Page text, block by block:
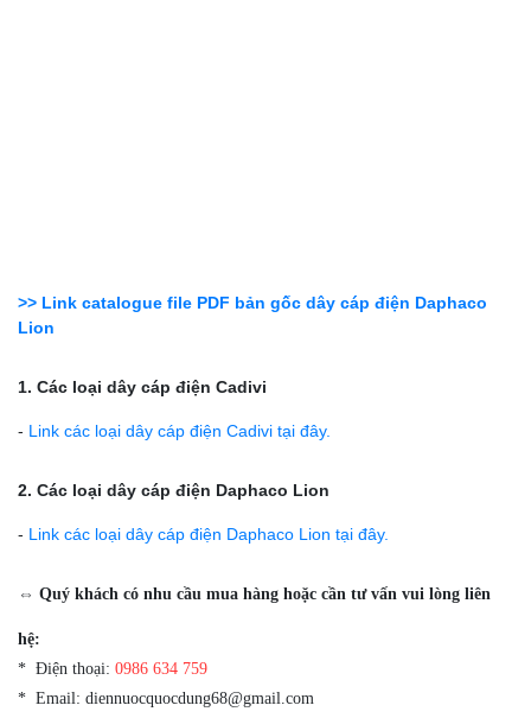
>> Link catalogue file PDF bản gốc dây cáp điện Daphaco
Lion
1. Các loại dây cáp điện Cadivi
- Link các loại dây cáp điện Cadivi tại đây.
2. Các loại dây cáp điện Daphaco Lion
- Link các loại dây cáp điện Daphaco Lion tại đây.
⇔ Quý khách có nhu cầu mua hàng hoặc cần tư vấn vui lòng liên
hệ:
* Điện thoại: 0986 634 759
* Email: diennuocquocdung68@gmail.com